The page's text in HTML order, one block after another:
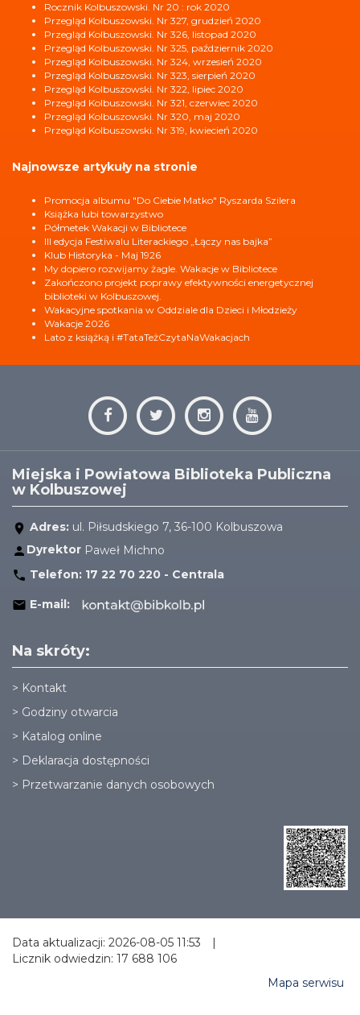
Rocznik Kolbuszowski. Nr 20 : rok 2020
Przegląd Kolbuszowski. Nr 327, grudzień 2020
Przegląd Kolbuszowski. Nr 326, listopad 2020
Przegląd Kolbuszowski. Nr 325, październik 2020
Przegląd Kolbuszowski. Nr 324, wrzesień 2020
Przegląd Kolbuszowski. Nr 323, sierpień 2020
Przegląd Kolbuszowski. Nr 322, lipiec 2020
Przegląd Kolbuszowski. Nr 321, czerwiec 2020
Przegląd Kolbuszowski. Nr 320, maj 2020
Przegląd Kolbuszowski. Nr 319, kwiecień 2020
Najnowsze artykuły na stronie
Promocja albumu "Do Ciebie Matko" Ryszarda Szilera
Książka lubi towarzystwo
Półmetek Wakacji w Bibliotece
III edycja Festiwalu Literackiego „Łączy nas bajka”
Klub Historyka - Maj 1926
My dopiero rozwijamy żagle. Wakacje w Bibliotece
Zakończono projekt poprawy efektywności energetycznej
biblioteki w Kolbuszowej.
Wakacyjne spotkania w Oddziale dla Dzieci i Młodzieży
Wakacje 2026
Lato z książką i #TataTeżCzytaNaWakacjach
Miejska i Powiatowa Biblioteka Publiczna
w Kolbuszowej
Adres: ul. Piłsudskiego 7, 36-100 Kolbuszowa
Dyrektor Paweł Michno
Telefon: 17 22 70 220 - Centrala
E-mail:
Na skróty:
> Kontakt
> Godziny otwarcia
> Katalog online
> Deklaracja dostępności
> Przetwarzanie danych osobowych
Data aktualizacji: 2026-08-05 11:53
|
Licznik odwiedzin: 17 688 106
Mapa serwisu